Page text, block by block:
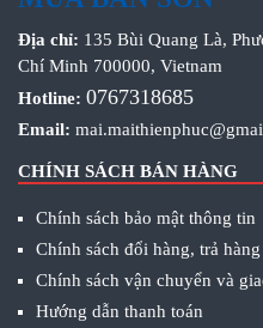
Địa chỉ: 135 Bùi Quang Là,
Chí Minh 700000, Vietnam
Hotline: 0767318685
Email:
CHÍNH SÁCH BÁN HÀNG
Chính sách bảo mật thông tin
Chính sách đổi hàng, trả hàng
Chính sách vận chuyển và
Hướng dẫn thanh toán